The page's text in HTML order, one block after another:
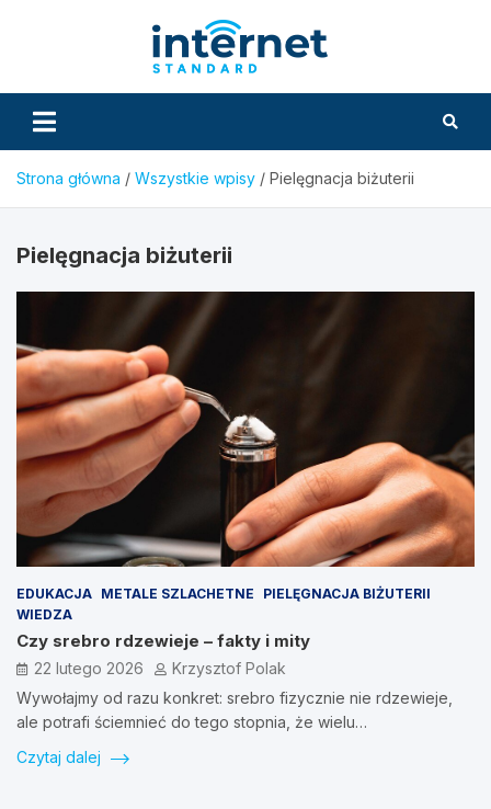
Strona główna Wszystkie wpisy Pielęgnacja biżuterii
Pielęgnacja biżuterii
EDUKACJA METALE SZLACHETNE
PIELĘGNACJA BIŻUTERII
WIEDZA
Czy srebro rdzewieje – fakty i mity
22 lutego 2026
Krzysztof Polak
Wywołajmy od razu konkret: srebro fizycznie nie rdzewieje,
ale potrafi ściemnieć do tego stopnia, że wielu…
Czytaj dalej